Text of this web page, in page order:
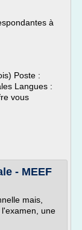
à
Poste :
Langues :
vous
- MEEF
mais,
une